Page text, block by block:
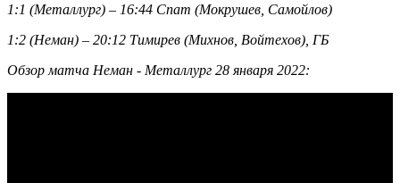
1:1 (Металлург) – 16:44 Спат (Мокрушев, Самойлов)
1:2 (Неман) – 20:12 Тимирев (Михнов, Войтехов), ГБ
Обзор матча Неман - Металлург 28 января 2022: